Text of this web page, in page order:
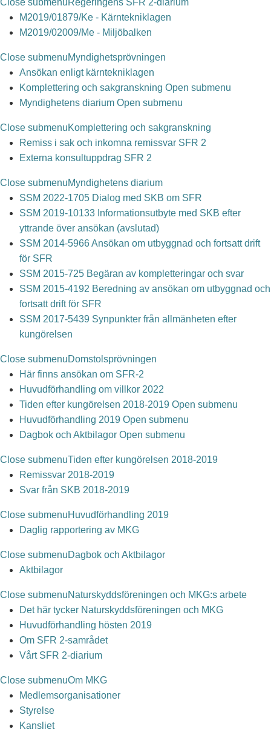
Close submenuRegeringens SFR 2-diarium
M2019/01879/Ke - Kärntekniklagen
M2019/02009/Me - Miljöbalken
Close submenuMyndighetsprövningen
Ansökan enligt kärntekniklagen
Komplettering och sakgranskning Open submenu
Myndighetens diarium Open submenu
Close submenuKomplettering och sakgranskning
Remiss i sak och inkomna remissvar SFR 2
Externa konsultuppdrag SFR 2
Close submenuMyndighetens diarium
SSM 2022-1705 Dialog med SKB om SFR
SSM 2019-10133 Informationsutbyte med SKB efter
yttrande över ansökan (avslutad)
SSM 2014-5966 Ansökan om utbyggnad och fortsatt drift
för SFR
SSM 2015-725 Begäran av kompletteringar och svar
SSM 2015-4192 Beredning av ansökan om utbyggnad och
fortsatt drift för SFR
SSM 2017-5439 Synpunkter från allmänheten efter
kungörelsen
Close submenuDomstolsprövningen
Här finns ansökan om SFR-2
Huvudförhandling om villkor 2022
Tiden efter kungörelsen 2018-2019 Open submenu
Huvudförhandling 2019 Open submenu
Dagbok och Aktbilagor Open submenu
Close submenuTiden efter kungörelsen 2018-2019
Remissvar 2018-2019
Svar från SKB 2018-2019
Close submenuHuvudförhandling 2019
Daglig rapportering av MKG
Close submenuDagbok och Aktbilagor
Aktbilagor
Close submenuNaturskyddsföreningen och MKG:s arbete
Det här tycker Naturskyddsföreningen och MKG
Huvudförhandling hösten 2019
Om SFR 2-samrådet
Vårt SFR 2-diarium
Close submenuOm MKG
Medlemsorganisationer
Styrelse
Kansliet